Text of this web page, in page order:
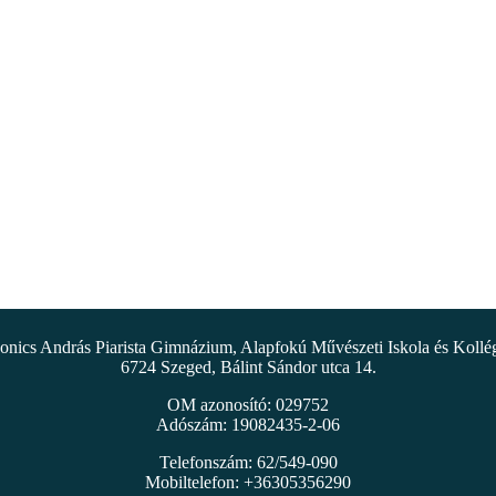
András Piarista Gimnázium, Alapfokú Művészeti Iskola és
6724 Szeged, Bálint Sándor utca 14.
OM azonosító: 029752
Adószám: 19082435-2-06
Telefonszám: 62/549-090
Mobiltelefon: +36305356290